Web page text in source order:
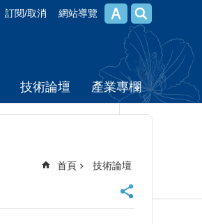
訂閱/取消 網站導覽
技術論壇 產業專欄
首頁 技術論壇